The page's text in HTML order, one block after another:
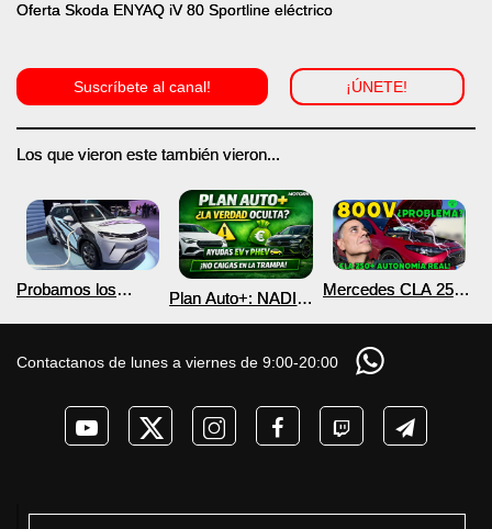
Oferta Skoda ENYAQ iV 80 Sportline eléctrico
Suscríbete al canal! ¡ÚNETE!
Los que vieron este también vieron...
Probamos los
DM-i y EV con más
Plan Auto+: NADIE
coches eléctricos y
PHEV 2026
Mercedes CLA 250+
COCHE que NO lo
necesita? PRUEBA
de AUTONOMÍA
Contactanos de lunes a viernes de 9:00-20:00